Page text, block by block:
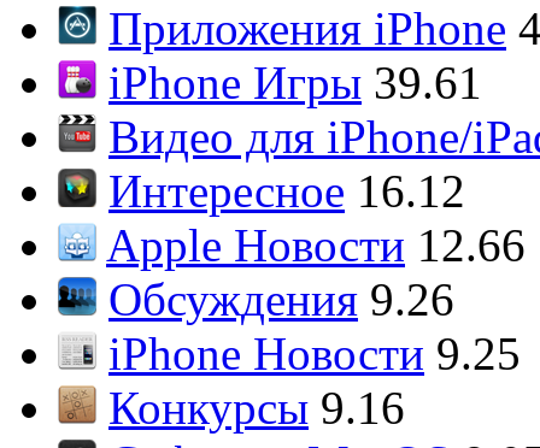
Приложения iPhone
iPhone Игры 39.61
Видео для iPhone/
Интересное 16.12
Apple Новости 12.66
Обсуждения 9.26
iPhone Новости 9.25
Конкурсы 9.16